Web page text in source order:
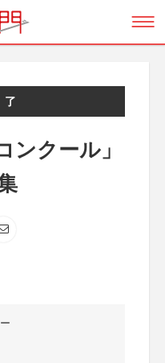
ンクール」